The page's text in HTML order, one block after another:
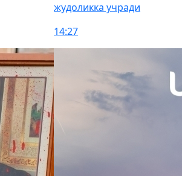
жудоликка учради
14:27